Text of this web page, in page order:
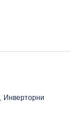
Инверторни